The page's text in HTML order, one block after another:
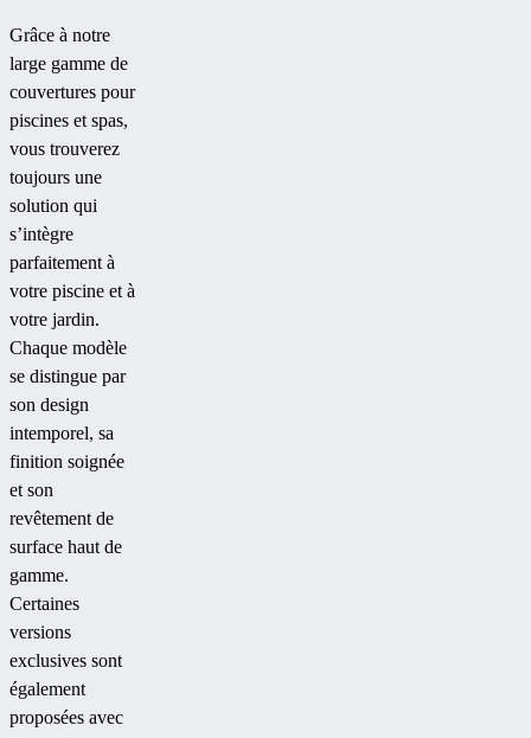
Grâce à notre
large gamme de
couvertures pour
piscines et spas,
vous trouverez
toujours une
solution qui
s’intègre
parfaitement à
votre piscine et à
votre jardin.
Chaque modèle
se distingue par
son design
intemporel, sa
finition soignée
et son
revêtement de
surface haut de
gamme.
Certaines
versions
exclusives sont
également
proposées avec